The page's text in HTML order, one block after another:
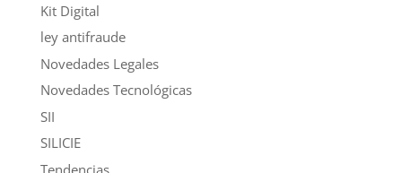
Kit Digital
ley antifraude
Novedades Legales
Novedades Tecnológicas
SII
SILICIE
Tendencias